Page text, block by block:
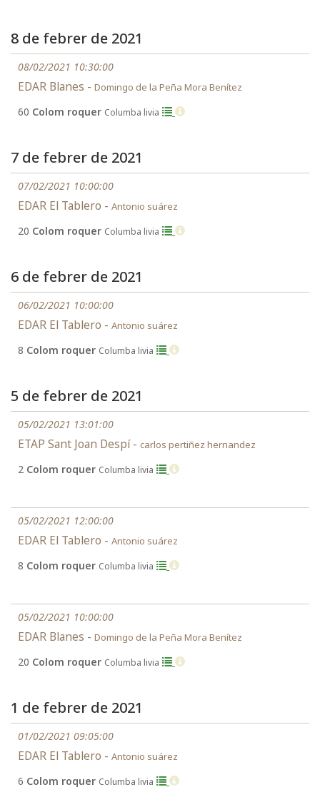
8 de febrer de 2021
08/02/2021 10:30:00
EDAR Blanes - Domingo de la Peña Mora Benítez
60 Colom roquer Columba livia
7 de febrer de 2021
07/02/2021 10:00:00
EDAR El Tablero - Antonio suárez
20 Colom roquer Columba livia
6 de febrer de 2021
06/02/2021 10:00:00
EDAR El Tablero - Antonio suárez
8 Colom roquer Columba livia
5 de febrer de 2021
05/02/2021 13:01:00
ETAP Sant Joan Despí - carlos pertiñez hernandez
2 Colom roquer Columba livia
05/02/2021 12:00:00
EDAR El Tablero - Antonio suárez
8 Colom roquer Columba livia
05/02/2021 10:00:00
EDAR Blanes - Domingo de la Peña Mora Benítez
20 Colom roquer Columba livia
1 de febrer de 2021
01/02/2021 09:05:00
EDAR El Tablero - Antonio suárez
6 Colom roquer Columba livia